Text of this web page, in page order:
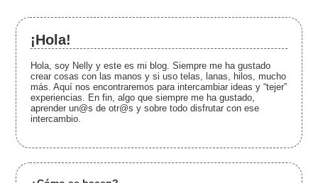
¡Hola!
Hola, soy Nelly y este es mi blog. Siempre me ha gustado
crear cosas con las manos y si uso telas, lanas, hilos, mucho
más. Aquí nos encontraremos para intercambiar ideas y “tejer”
experiencias. En fin, algo que siempre me ha gustado,
aprender un@s de otr@s y sobre todo disfrutar con ese
intercambio.